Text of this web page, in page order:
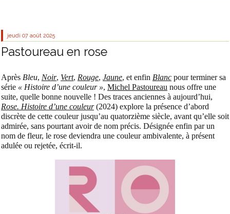
jeudi 07 août 2025
Pastoureau en rose
Après Bleu, Noir, Vert, Rouge, Jaune, et enfin Blanc pour terminer sa
série « Histoire d’une couleur », Michel Pastoureau nous offre une
suite, quelle bonne nouvelle ! Des traces anciennes à aujourd’hui,
Rose. Histoire d’une couleur(2024) explore la présence d’abord
discrète de cette couleur jusqu’au quatorzième siècle, avant qu’elle soit
admirée, sans pourtant avoir de nom précis. Désignée enfin par un
nom de fleur, le rose deviendra une couleur ambivalente, à présent
adulée ou rejetée, écrit-il.